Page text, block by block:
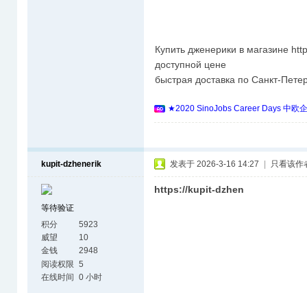
Купить дженерики в магазине
доступной цене
быстрая доставка по Санкт-
★2020 SinoJobs Career Days 中欧
kupit-dzhenerik
等待验证
积分
5923
威望
10
金钱
2948
阅读权限 5
在线时间 0 小时
发表于 2026-3-16 14:27 只看该作
https://kupit-dzhen